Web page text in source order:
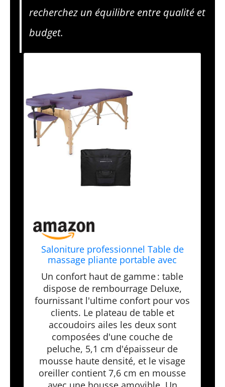
recherchez un équilibre entre qualité et
budget.
Saloniture professionnel Table de
massage pliante portable avec
housse de transport – Plusieurs
coloris disponibles
Un confort haut de gamme : table
dispose de rembourrage Deluxe,
fournissant l'ultime confort pour vos
clients. Le plateau de table et
accoudoirs ailes les deux sont
composées d'une couche de
peluche, 5,1 cm d'épaisseur de
mousse haute densité, et le visage
oreiller contient 7,6 cm en mousse